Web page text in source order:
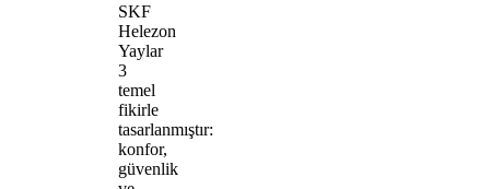
SKF
Helezon
Yaylar
3
temel
fikirle
tasarlanmıştır:
konfor,
güvenlik